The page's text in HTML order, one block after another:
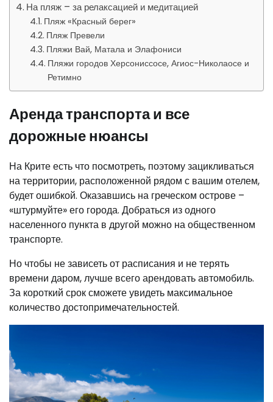
На пляж – за релаксацией и медитацией
Пляж «Красный берег»
Пляж Превели
Пляжи Вай, Матала и Элафониси
Пляжи городов Херсониссосе, Агиос-Николаосе и
Ретимно
Аренда транспорта и все
дорожные нюансы
На Крите есть что посмотреть, поэтому зацикливаться
на территории, расположенной рядом с вашим отелем,
будет ошибкой. Оказавшись на греческом острове –
«штурмуйте» его города. Добраться из одного
населенного пункта в другой можно на общественном
транспорте.
Но чтобы не зависеть от расписания и не терять
времени даром, лучше всего арендовать автомобиль.
За короткий срок сможете увидеть максимальное
количество достопримечательностей.